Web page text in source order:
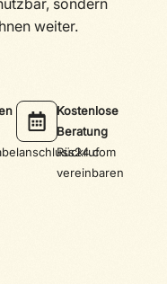
weiter.
Kostenlose
Beratung
Rückruf
vereinbaren